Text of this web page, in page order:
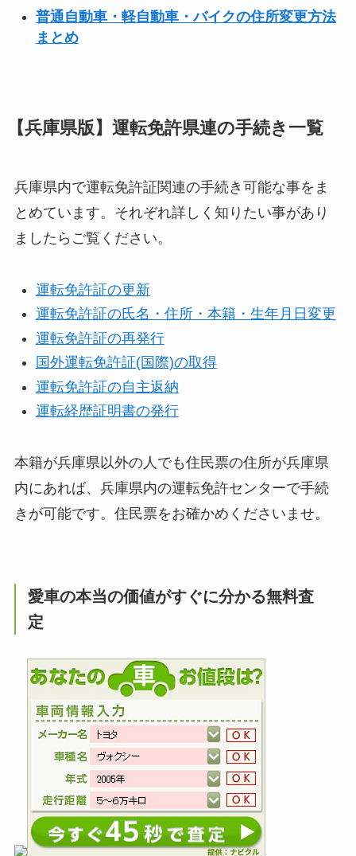
普通自動車・軽自動車・バイクの住所変更方法
まとめ
【兵庫県版】運転免許県連の手続き一覧
兵庫県内で運転免許証関連の手続き可能な事をま
とめています。それぞれ詳しく知りたい事があり
ましたらご覧ください。
運転免許証の更新
運転免許証の氏名・住所・本籍・生年月日変更
運転免許証の再発行
国外運転免許証(国際)の取得
運転免許証の自主返納
運転経歴証明書の発行
本籍が兵庫県以外の人でも住民票の住所が兵庫県
内にあれば、兵庫県内の運転免許センターで手続
きが可能です。住民票をお確かめくださいませ。
愛車の本当の価値がすぐに分かる無料査
定